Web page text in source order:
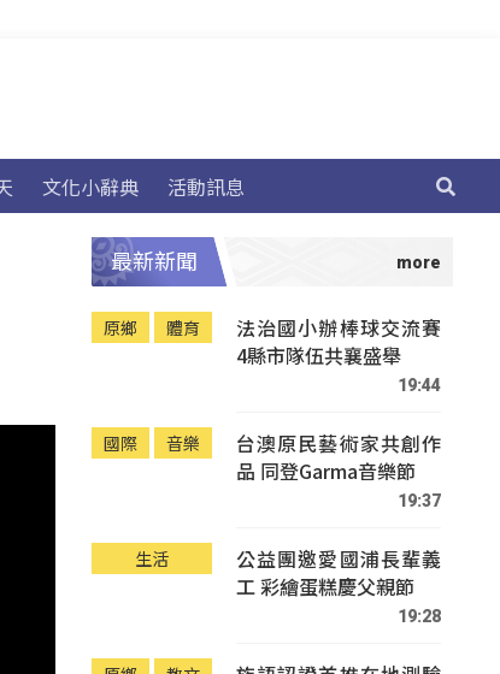
文化小辭典 活動訊息
最新新聞
原鄉 體育
法治國小辦棒球交流賽
4縣市隊伍共襄盛舉
19:44
國際 音樂
台澳原民藝術家共創作
品 同登Garma音樂節
19:37
生活
公益團邀愛國浦長輩義
工 彩繪蛋糕慶父親節
19:28